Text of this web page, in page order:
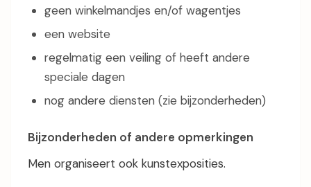
geen winkelmandjes en/of wagentjes
een website
regelmatig een veiling of heeft andere
speciale dagen
nog andere diensten (zie bijzonderheden)
Bijzonderheden of andere opmerkingen
Men organiseert ook kunstexposities.